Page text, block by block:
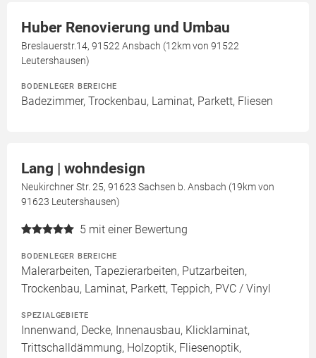
Huber Renovierung und Umbau
Breslauerstr.14, 91522 Ansbach (12km von 91522
Leutershausen)
BODENLEGER BEREICHE
Badezimmer, Trockenbau, Laminat, Parkett, Fliesen
Lang | wohndesign
Neukirchner Str. 25, 91623 Sachsen b. Ansbach (19km von
91623 Leutershausen)
5 mit einer Bewertung
BODENLEGER BEREICHE
Malerarbeiten, Tapezierarbeiten, Putzarbeiten,
Trockenbau, Laminat, Parkett, Teppich, PVC / Vinyl
SPEZIALGEBIETE
Innenwand, Decke, Innenausbau, Klicklaminat,
Trittschalldämmung, Holzoptik, Fliesenoptik,